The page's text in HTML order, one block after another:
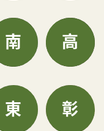
南 高
東 彰